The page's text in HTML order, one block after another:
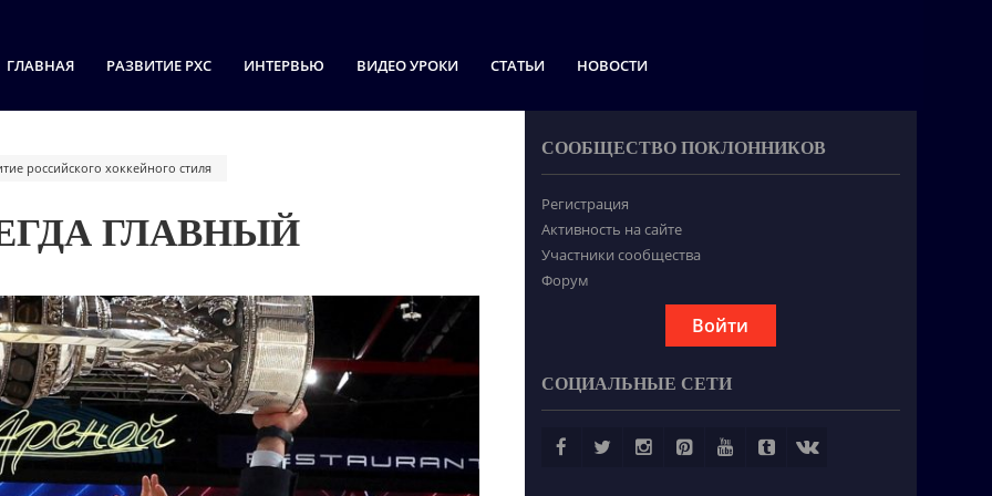
ГЛАВНАЯ РАЗВИТИЕ РХС ИНТЕРВЬЮ ВИДЕО УРОКИ СТАТЬИ НОВОСТИ
российского хоккейного стиля
ГЛАВНЫЙ
СООБЩЕСТВО ПОКЛОННИКОВ
Регистрация
Активность на сайте
Участники сообщества
Форум
Войти
СОЦИАЛЬНЫЕ СЕТИ